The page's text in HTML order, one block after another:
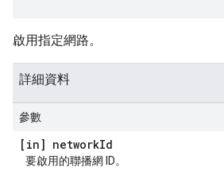
啟用指定網路。
詳細資料
參數
[in] networkId
要啟用的聯播網 ID。